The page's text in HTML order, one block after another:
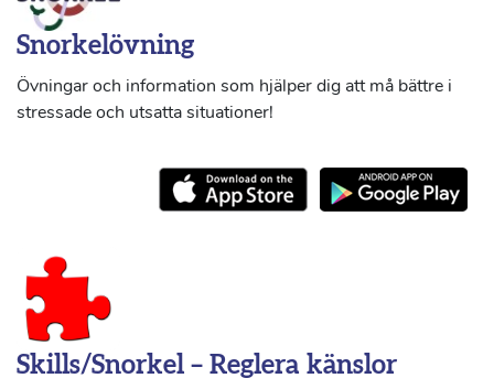
Snorkelövning
Övningar och information som hjälper dig att må bättre i
stressade och utsatta situationer!
Skills/Snorkel – Reglera känslor